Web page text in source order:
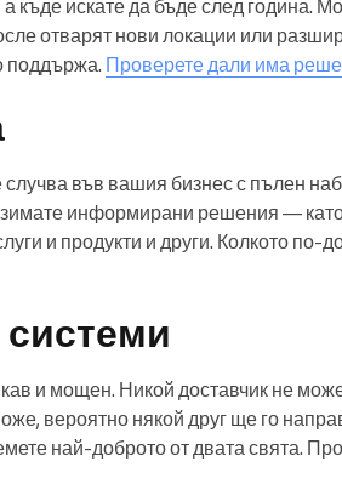
къде искате да бъде след година.
отварят нови локации или
поддържа. Проверете дали има
във вашия бизнес с пълен
информирани решения —
и продукти и други. Колкото по-
системи
и мощен. Никой доставчик не
вероятно някой друг ще го
най-доброто от двата свята.